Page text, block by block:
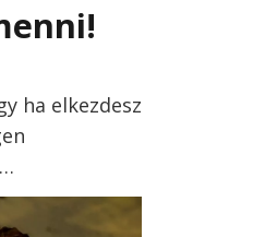
ha elkezdesz